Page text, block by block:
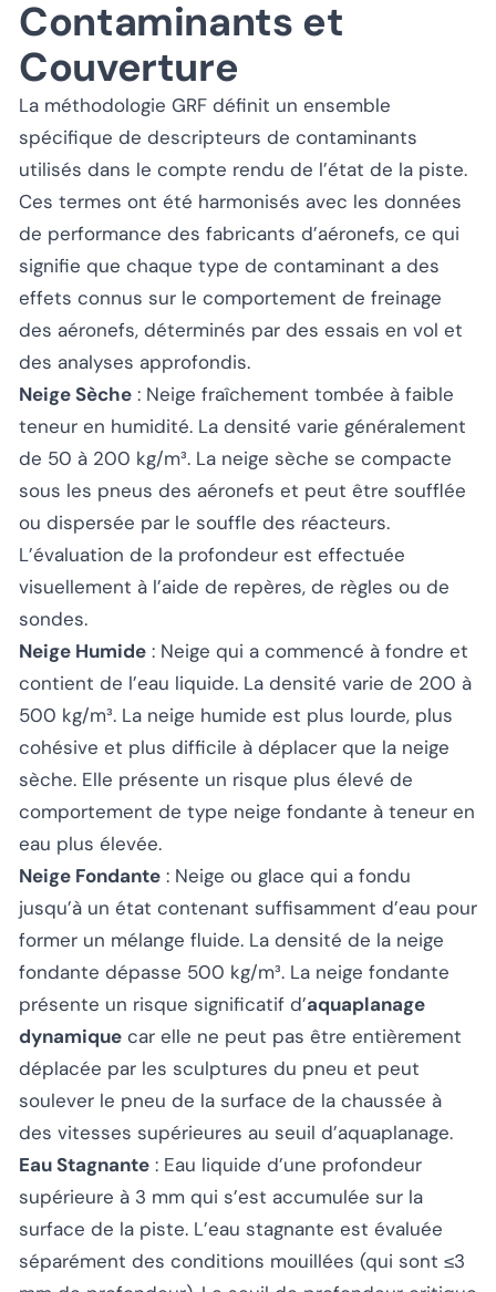
Contaminants et
Couverture
La méthodologie GRF définit un ensemble
spécifique de descripteurs de contaminants
utilisés dans le compte rendu de l’état de la piste.
Ces termes ont été harmonisés avec les données
de performance des fabricants d’aéronefs, ce qui
signifie que chaque type de contaminant a des
effets connus sur le comportement de freinage
des aéronefs, déterminés par des essais en vol et
des analyses approfondis.
Neige Sèche : Neige fraîchement tombée à faible
teneur en humidité. La densité varie généralement
de 50 à 200 kg/m³. La neige sèche se compacte
sous les pneus des aéronefs et peut être soufflée
ou dispersée par le souffle des réacteurs.
L’évaluation de la profondeur est effectuée
visuellement à l’aide de repères, de règles ou de
sondes.
Neige Humide : Neige qui a commencé à fondre et
contient de l’eau liquide. La densité varie de 200 à
500 kg/m³. La neige humide est plus lourde, plus
cohésive et plus difficile à déplacer que la neige
sèche. Elle présente un risque plus élevé de
comportement de type neige fondante à teneur en
eau plus élevée.
Neige Fondante : Neige ou glace qui a fondu
jusqu’à un état contenant suffisamment d’eau pour
former un mélange fluide. La densité de la neige
fondante dépasse 500 kg/m³. La neige fondante
présente un risque significatif d’aquaplanage
dynamique car elle ne peut pas être entièrement
déplacée par les sculptures du pneu et peut
soulever le pneu de la surface de la chaussée à
des vitesses supérieures au seuil d’aquaplanage.
Eau Stagnante : Eau liquide d’une profondeur
supérieure à 3 mm qui s’est accumulée sur la
surface de la piste. L’eau stagnante est évaluée
séparément des conditions mouillées (qui sont ≤3